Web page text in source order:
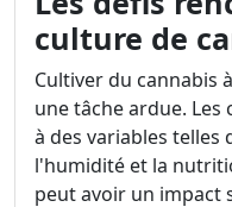
culture de
Cultiver du cannabis
une tâche ardue.
à des variables telles
l'humidité et la
peut avoir un impact